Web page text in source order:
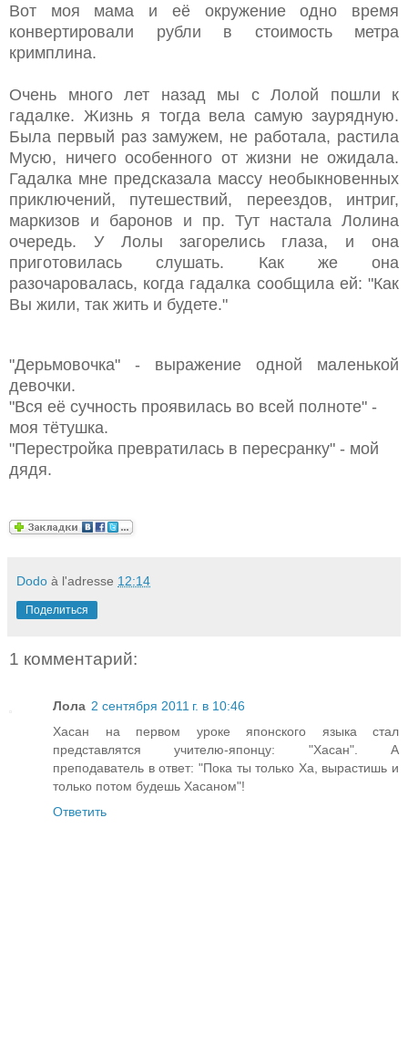
Вот моя мама и её окружение одно время
конвертировали рубли в стоимость метра
кримплина.
Очень много лет назад мы с Лолой пошли к
гадалке. Жизнь я тогда вела самую заурядную.
Была первый раз замужем, не работала, растила
Мусю, ничего особенного от жизни не ожидала.
Гадалка мне предсказала массу необыкновенных
приключений, путешествий, переездов, интриг,
маркизов и баронов и пр. Тут настала Лолина
очередь. У Лолы загорелись глаза, и она
приготовилась слушать. Как же она
разочаровалась, когда гадалка сообщила ей: "Как
Вы жили, так жить и будете."
"Дерьмовочка" - выражение одной маленькой
девочки.
"Вся её сучность проявилась во всей полноте" -
моя тётушка.
"Перестройка превратилась в пересранку" - мой
дядя.
Dodo à l'adresse 12:14
Поделиться
1 комментарий:
Лола 2 сентября 2011 г. в 10:46
Хасан на первом уроке японского языка стал
представлятся учителю-японцу: "Хасан". А
преподаватель в ответ: "Пока ты только Ха, вырастишь и
только потом будешь Хасаном"!
Ответить